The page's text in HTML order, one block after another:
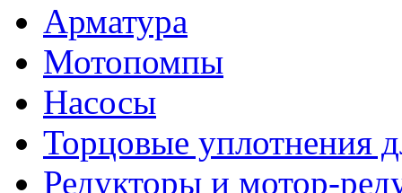
Арматура
Мотопомпы
Насосы
Торцовые уплотнения
Редукторы и мотор-